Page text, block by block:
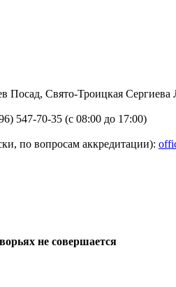
Посад, Свято-Троицкая Сергиева
547-70-35 (с 08:00 до 17:00)
по вопросам аккредитации):
не совершается